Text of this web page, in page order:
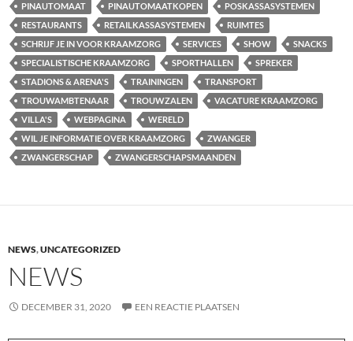
PINAUTOMAAT
PINAUTOMAATKOPEN
POSKASSASYSTEMEN
RESTAURANTS
RETAILKASSASYSTEMEN
RUIMTES
SCHRIJF JE IN VOOR KRAAMZORG
SERVICES SHOW
SNACKS
SPECIALISTISCHE KRAAMZORG
SPORTHALLEN
SPREKER
STADIONS & ARENA'S
TRAININGEN
TRANSPORT
TROUWAMBTENAAR
TROUWZALEN
VACATURE KRAAMZORG
VILLA'S
WEBPAGINA
WERELD
WIL JE INFORMATIE OVER KRAAMZORG
ZWANGER
ZWANGERSCHAP
ZWANGERSCHAPSMAANDEN
NEWS,UNCATEGORIZED
NEWS
DECEMBER 31, 2020 EEN REACTIE PLAATSEN